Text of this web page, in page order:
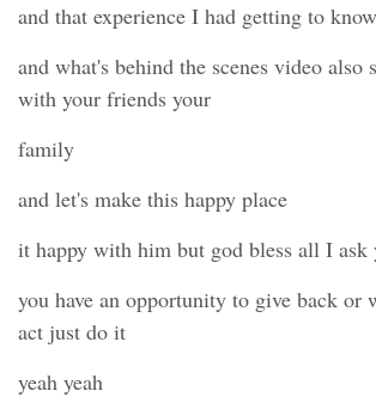
and that experience I had getting to
and what's behind the scenes video also
with your friends your
family
and let's make this happy place
it happy with him but god bless all I
you have an opportunity to give back or
act just do it
yeah yeah